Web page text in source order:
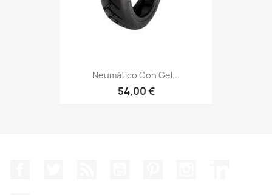
Neumático Con Gel...
54,00 €